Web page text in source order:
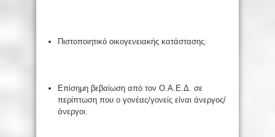
Πιστοποιητικό οικογενειακής κατάστασης.
Επίσημη βεβαίωση από τον Ο.Α.Ε.Δ. σε
περίπτωση που ο γονέας/γονείς είναι άνεργος/
άνεργοι.